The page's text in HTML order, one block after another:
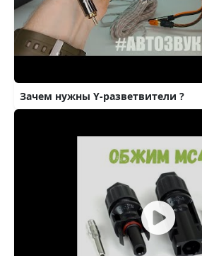
Зачем нужны Y-разветвители ?